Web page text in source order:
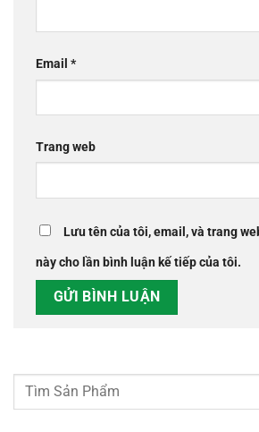
Email *
Trang web
Lưu tên của tôi, email, và trang
này cho lần bình luận kế tiếp của tôi.